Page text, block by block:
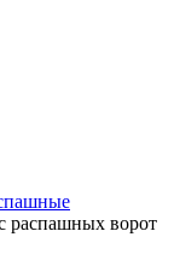
распашных ворот